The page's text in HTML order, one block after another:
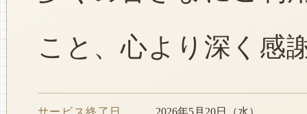
こと、心より深く感
サービス終了日 2026年5月20日（水）